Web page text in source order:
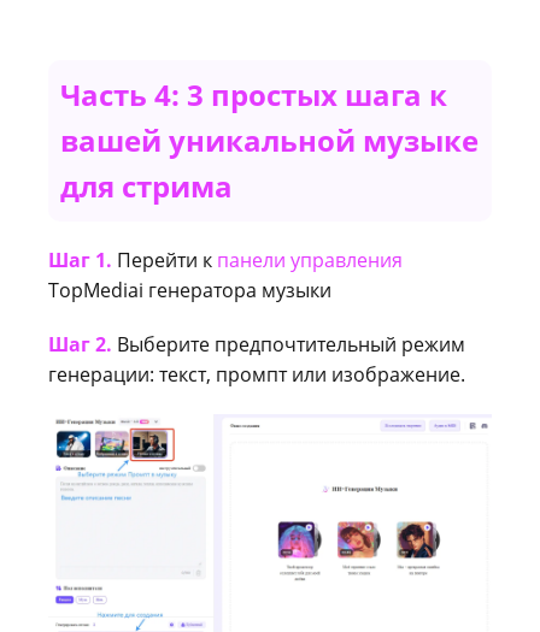
Часть 4: 3 простых шага к
вашей уникальной музыке
для стрима
Шаг 1. Перейти к панели управления
TopMediai генератора музыки
Шаг 2. Выберите предпочтительный режим
генерации: текст, промпт или изображение.